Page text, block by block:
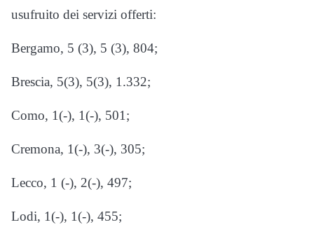
usufruito dei servizi offerti:
Bergamo, 5 (3), 5 (3), 804;
Brescia, 5(3), 5(3), 1.332;
Como, 1(-), 1(-), 501;
Cremona, 1(-), 3(-), 305;
Lecco, 1 (-), 2(-), 497;
Lodi, 1(-), 1(-), 455;